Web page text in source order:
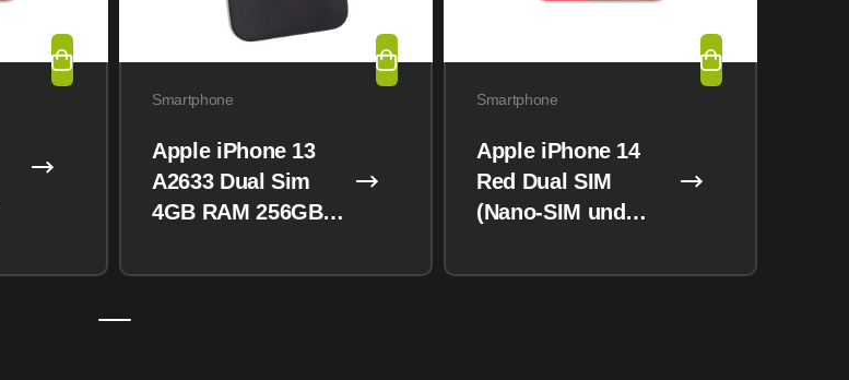
Smartphone
Apple iPhone 13
A2633 Dual Sim
4GB RAM 256GB
Smartphone
Apple iPhone 14
Red Dual SIM
(Nano-SIM und